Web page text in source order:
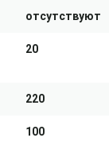
отсутствуют
20
220
100